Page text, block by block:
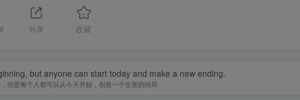
分享 收藏
but anyone can start today and make a new ending.
但是每个人都可以从今天开始，创造一个全新的结局